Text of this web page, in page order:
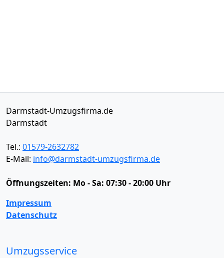
Darmstadt-Umzugsfirma.de
Darmstadt
Tel.: 01579-2632782
E-Mail: info@darmstadt-umzugsfirma.de
Öffnungszeiten: Mo - Sa: 07:30 - 20:00 Uhr
Impressum
Datenschutz
Umzugsservice